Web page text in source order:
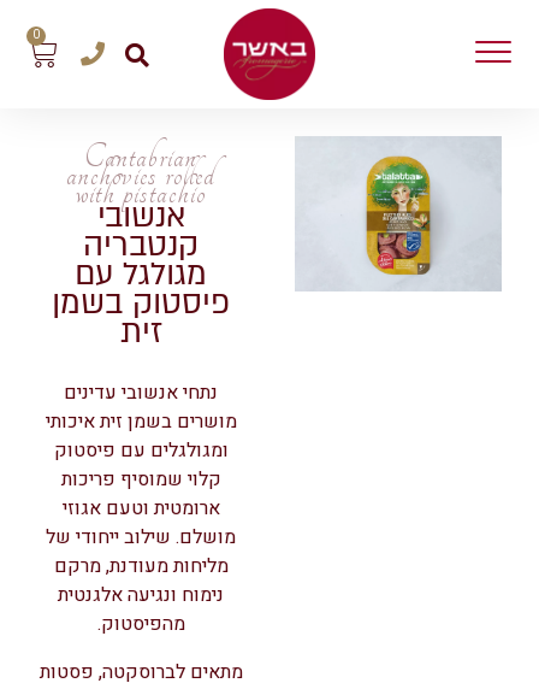
0
Cantabrian
anchovies rolled
with pistachio
אנשובי
קנטבריה
מגולגל עם
פיסטוק בשמן
זית
נתחי אנשובי עדינים
מושרים בשמן זית איכותי
ומגולגלים עם פיסטוק
קלוי שמוסיף פריכות
ארומטית וטעם אגוזי
מושלם. שילוב ייחודי של
מליחות מעודנת, מרקם
נימוח ונגיעה אלגנטית
מהפיסטוק.
מתאים לברוסקטה, פסטות